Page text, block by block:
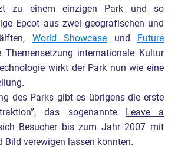
zu einem einzigen Park und so
Epcot aus zwei geografischen und
World Showcase und
Future
Themensetzung internationale Kultur
wirkt der Park nun wie eine
des Parks gibt es übrigens die erste
das sogenannte
Leave a
Besucher bis zum Jahr 2007 mit
Bild verewigen lassen konnten.